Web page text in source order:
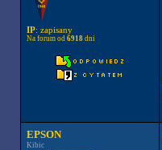
IP: zapisany
Na forum od 6918dni
EPSON
Kibic